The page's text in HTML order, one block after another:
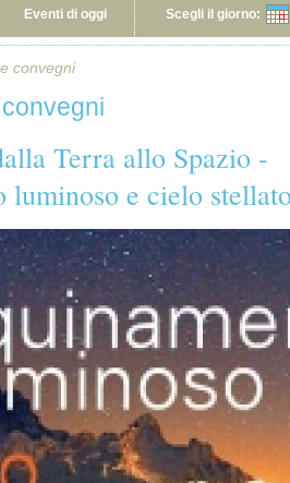
Eventi di oggi Scegli il giorno:
convegni
Terra allo Spazio -
luminoso e cielo